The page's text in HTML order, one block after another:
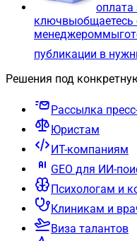
оплата
ключвы
менеджероммы
публикации в
Решения под
Рассылка
Юристам
ИТ-компаниям
GEO для ИИ-
Психологам и
Клиникам и
Виза талантов